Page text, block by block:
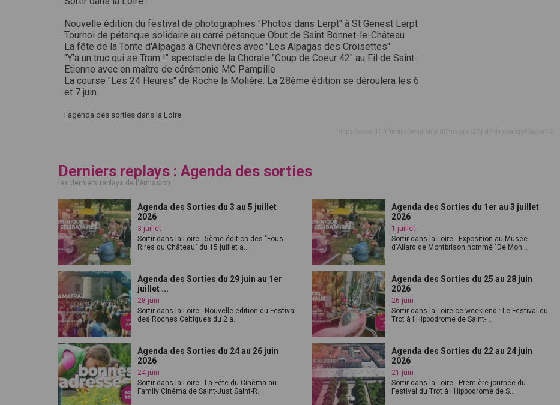
Nouvelle édition du festival de photographies "Photos dans Lerpt" à St Genest Lerpt
Tournoi de pétanque solidaire au carré pétanque Obut de Saint Bonnet-le-Château
La fête de la Tonte d'Alpagas à Chevrières avec "Les Alpagas des Croisettes"
"Y'a un truc qui se Tram !" spectacle de la Chorale "Coup de Coeur 42" au Fil de Saint-
Etienne avec en maître de cérémonie MC Pampille
La course "Les 24 Heures" de Roche la Molière. La 28ème édition se déroulera les 6
et 7 juin
l'agenda des sorties dans la Loire
Derniers replays : Agenda des sorties
les derniers replays de l'émission
Agenda des Sorties du 3 au 5 juillet
2026
3 juillet
Sortir dans la Loire : 5ème édition des "Fous
Rires du Château" du 15 juillet a...
Agenda des Sorties du 1er au 3 juillet
2026
1 juillet
Sortir dans la Loire : Exposition au Musée
d'Allard de Montbrison nommé "De Mon...
Agenda des Sorties du 29 juin au 1er
juillet ...
28 juin
Sortir dans la Loire : Nouvelle édition du Festival
des Roches Celtiques du 2 a...
Agenda des Sorties du 25 au 28 juin
2026
26 juin
Sortir dans la Loire ce week-end : Le Festival du
Trot à l'Hippodrome de Saint-...
Agenda des Sorties du 24 au 26 juin
2026
24 juin
Sortir dans la Loire : La Fête du Cinéma au
Family Cinéma de Saint-Just Saint-R...
Agenda des Sorties du 22 au 24 juin
2026
21 juin
Sortir dans la Loire : Première journée du
Festival du Trot à l'Hippodrome de S...